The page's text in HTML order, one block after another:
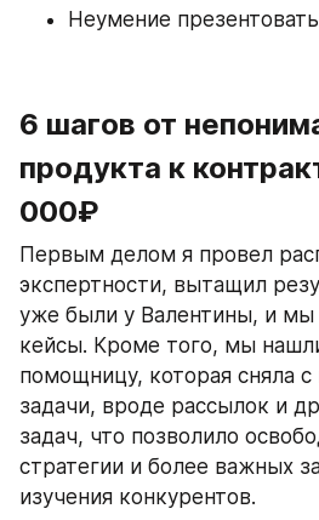
Неумение
6 шагов от
продукта к
000₽
Первым делом я провел
экспертности, вытащил
уже были у Валентины, и мы
кейсы. Кроме того, мы
помощницу, которая сняла
задачи, вроде рассылок и
задач, что позволило
стратегии и более важных
изучения конкурентов.